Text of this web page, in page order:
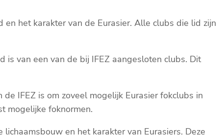
het karakter van de Eurasier. Alle clubs die lid zijn
van een van de bij IFEZ aangesloten clubs. Dit
IFEZ is om zoveel mogelijk Eurasier fokclubs in
mogelijke foknormen.
en het karakter van Eurasiers. Deze